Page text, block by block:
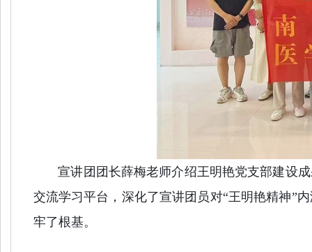
宣讲团团长薛梅老师介绍王明艳党支部建设成
交流学习平台，深化了宣讲团员对“王明艳精神”
牢了根基。